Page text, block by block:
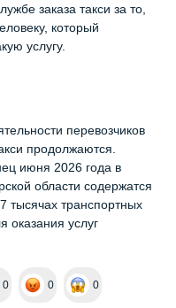
заказа такси за то,
который
услугу.
перевозчиков
продолжаются.
июня 2026 года в
области содержатся
тысячах транспортных
оказания услуг
0 0 0